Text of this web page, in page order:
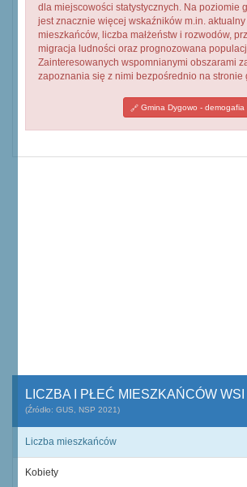
dla miejscowości statystycznych. Na poziomie
jest znacznie więcej wskaźników m.in.
mieszkańców, liczba małżeństw i rozwodów,
migracja ludności oraz prognozowana
Zainteresowanych wspomnianymi obszarami
zapoznania się z nimi bezpośrednio na stronie
Gmina Dygowo - demogafia
LICZBA I PŁEĆ MIESZKAŃCÓW
(Źródło: GUS, NSP 2021)
Liczba mieszkańców
Kobiety